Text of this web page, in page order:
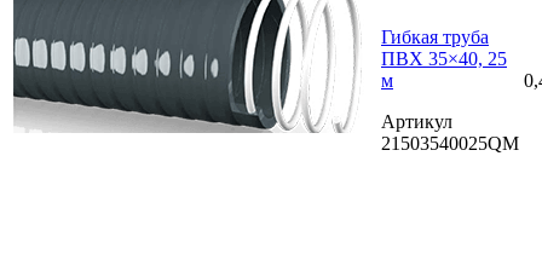
Гибкая труба
ПВХ 35×40, 25
м
Артикул
21503540025QM